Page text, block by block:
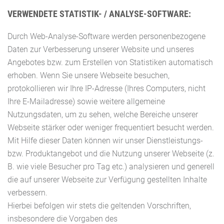
VERWENDETE STATISTIK- / ANALYSE-SOFTWARE:
Durch Web-Analyse-Software werden personenbezogene
Daten zur Verbesserung unserer Website und unseres
Angebotes bzw. zum Erstellen von Statistiken automatisch
erhoben. Wenn Sie unsere Webseite besuchen,
protokollieren wir Ihre IP-Adresse (Ihres Computers, nicht
Ihre E-Mailadresse) sowie weitere allgemeine
Nutzungsdaten, um zu sehen, welche Bereiche unserer
Webseite stärker oder weniger frequentiert besucht werden.
Mit Hilfe dieser Daten können wir unser Dienstleistungs-
bzw. Produktangebot und die Nutzung unserer Webseite (z.
B. wie viele Besucher pro Tag etc.) analysieren und generell
die auf unserer Webseite zur Verfügung gestellten Inhalte
verbessern.
Hierbei befolgen wir stets die geltenden Vorschriften,
insbesondere die Vorgaben des